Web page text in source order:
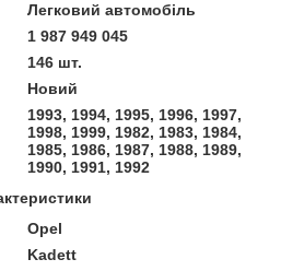
Легковий автомобіль
1 987 949 045
146 шт.
Новий
1993, 1994, 1995, 1996, 1997,
1998, 1999, 1982, 1983, 1984,
1985, 1986, 1987, 1988, 1989,
1990, 1991, 1992
Opel
Kadett